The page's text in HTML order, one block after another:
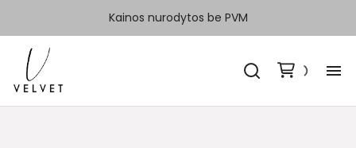
Kainos nurodytos be PVM